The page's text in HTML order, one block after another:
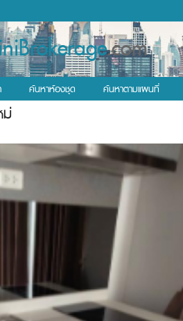
.com
ค้นหาห้องชุด ค้นหาตามแผนที่